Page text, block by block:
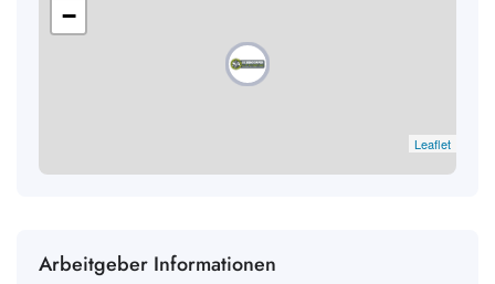
−
Leaflet
Arbeitgeber Informationen